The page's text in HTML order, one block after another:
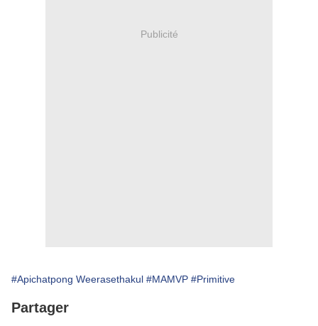
Publicité
#Apichatpong Weerasethakul #MAMVP #Primitive
Partager